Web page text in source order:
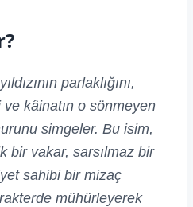
parlaklığını,
kâinatın o sönmeyen
simgeler. Bu isim,
bir vakar, sarsılmaz bir
sahibi bir mizaç
mühürleyerek